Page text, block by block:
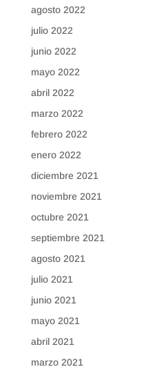
agosto 2022
julio 2022
junio 2022
mayo 2022
abril 2022
marzo 2022
febrero 2022
enero 2022
diciembre 2021
noviembre 2021
octubre 2021
septiembre 2021
agosto 2021
julio 2021
junio 2021
mayo 2021
abril 2021
marzo 2021